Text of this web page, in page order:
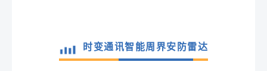
时变通讯智能周界安防雷达